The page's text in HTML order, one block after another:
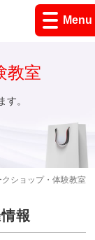
Menu
クショップ・体験教室
教室
す。
報